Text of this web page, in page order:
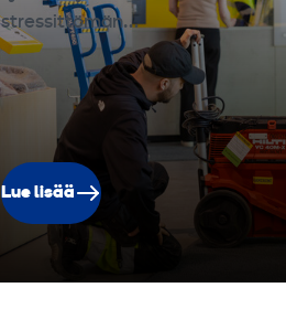
stressittömän…
Lue lisää